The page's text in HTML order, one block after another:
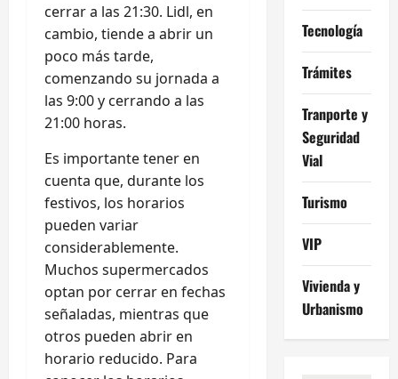
cerrar a las 21:30. Lidl, en
cambio, tiende a abrir un
poco más tarde,
comenzando su jornada a
las 9:00 y cerrando a las
21:00 horas.
Es importante tener en
cuenta que, durante los
festivos, los horarios
pueden variar
considerablemente.
Muchos supermercados
optan por cerrar en fechas
señaladas, mientras que
otros pueden abrir en
horario reducido. Para
Tecnología
Trámites
Tranporte y
Seguridad
Vial
Turismo
VIP
Vivienda y
Urbanismo